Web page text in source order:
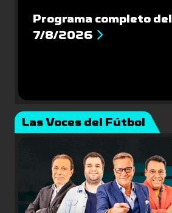
Programa completo del
7/8/2026
Las Voces del Fútbol